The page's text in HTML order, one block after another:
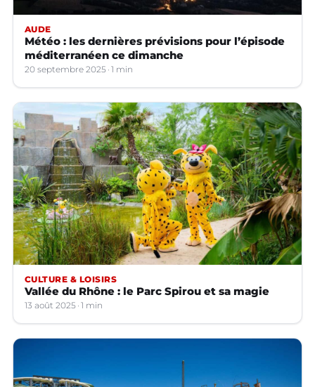
AUDE
Météo : les dernières prévisions pour l’épisode
méditerranéen ce dimanche
20 septembre 2025 1 min
CULTURE & LOISIRS
Vallée du Rhône : le Parc Spirou et sa magie
13 août 2025 1 min